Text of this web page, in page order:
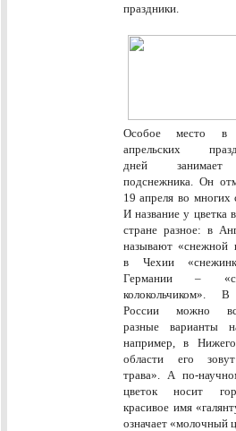
праздники.
Особое место в
апрельских
дней
подснежника. Он
19 апреля во многих
И название у цветка
стране разное: в
называют «снежной
в Чехии
Германии –
колокольчиком».
России можно
разные варианты
например, в
области его
трава». А по-
цветок носит
красивое имя
означает «молочный